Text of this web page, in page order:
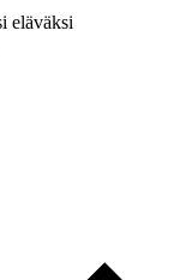
eläväksi